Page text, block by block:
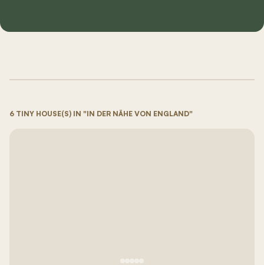
6 TINY HOUSE(S) IN "IN DER NÄHE VON ENGLAND"